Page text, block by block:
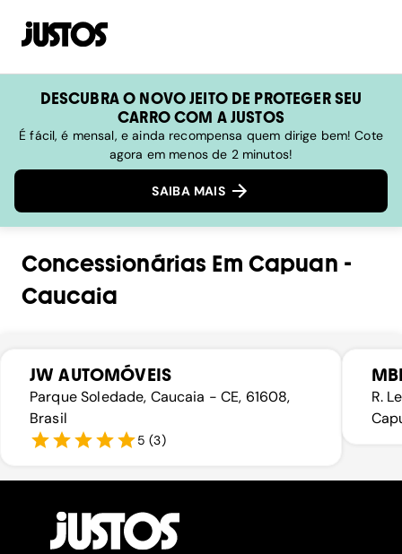
DESCUBRA O NOVO JEITO DE PROTEGER SEU
CARRO COM A JUSTOS
É fácil, é mensal, e ainda recompensa quem dirige bem! Cote
agora em menos de 2 minutos!
SAIBA MAIS
Concessionárias Em Capuan -
Caucaia
JW AUTOMÓVEIS
Parque Soledade, Caucaia - CE, 61608,
Brasil
5 (3)
R.